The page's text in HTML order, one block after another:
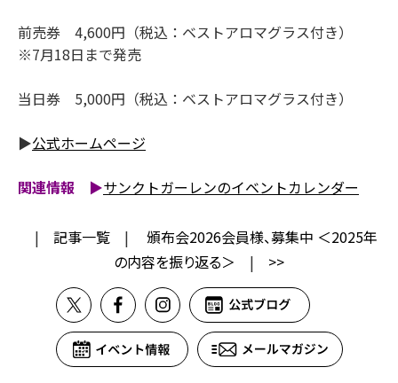
前売券 4,600円（税込：ベストアロマグラス付き）
※7月18日まで発売
当日券 5,000円（税込：ベストアロマグラス付き）
▶公式ホームページ
関連情報 ▶サンクトガーレンのイベントカレンダー
| 記事一覧 |
頒布会2026会員様、募集中 ＜2025年
の内容を振り返る＞ | >>